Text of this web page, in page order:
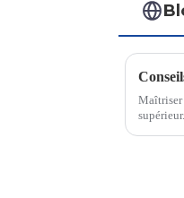
Maîtriser